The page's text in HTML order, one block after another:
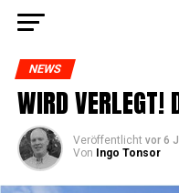
NEWS
WIRD
Veröffentlicht vor 6
Von
Ingo Tonsor